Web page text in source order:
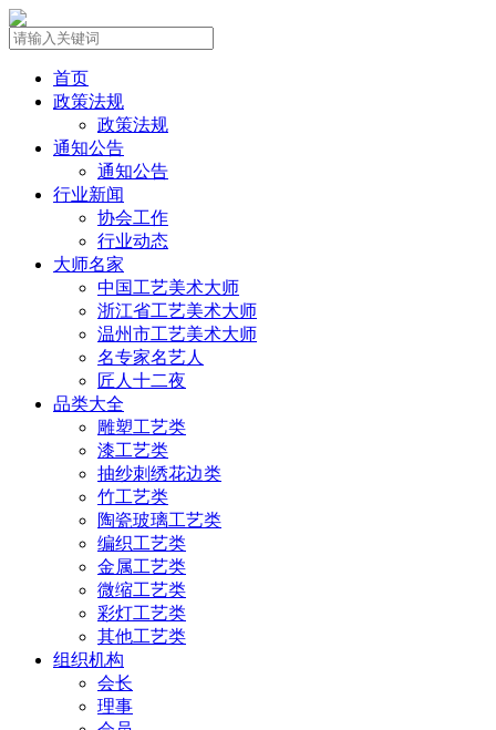
首页
政策法规
政策法规
通知公告
通知公告
行业新闻
协会工作
行业动态
大师名家
中国工艺美术大师
浙江省工艺美术大师
温州市工艺美术大师
名专家名艺人
匠人十二夜
品类大全
雕塑工艺类
漆工艺类
抽纱刺绣花边类
竹工艺类
陶瓷玻璃工艺类
编织工艺类
金属工艺类
微缩工艺类
彩灯工艺类
其他工艺类
组织机构
会长
理事